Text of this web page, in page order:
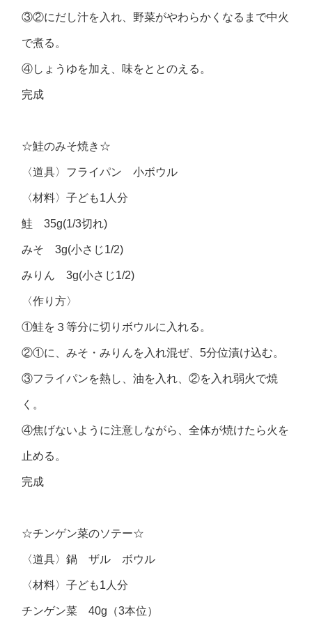
③②にだし汁を入れ、野菜がやわらかくなるまで中火
で煮る。
④しょうゆを加え、味をととのえる。
完成
☆鮭のみそ焼き☆
〈道具〉フライパン 小ボウル
〈材料〉子ども1人分
鮭 35g(1/3切れ)
みそ 3g(小さじ1/2)
みりん 3g(小さじ1/2)
〈作り方〉
①鮭を３等分に切りボウルに入れる。
②①に、みそ・みりんを入れ混ぜ、5分位漬け込む。
③フライパンを熱し、油を入れ、②を入れ弱火で焼
く。
④焦げないように注意しながら、全体が焼けたら火を
止める。
完成
☆チンゲン菜のソテー☆
〈道具〉鍋 ザル ボウル
〈材料〉子ども1人分
チンゲン菜 40g（3本位）